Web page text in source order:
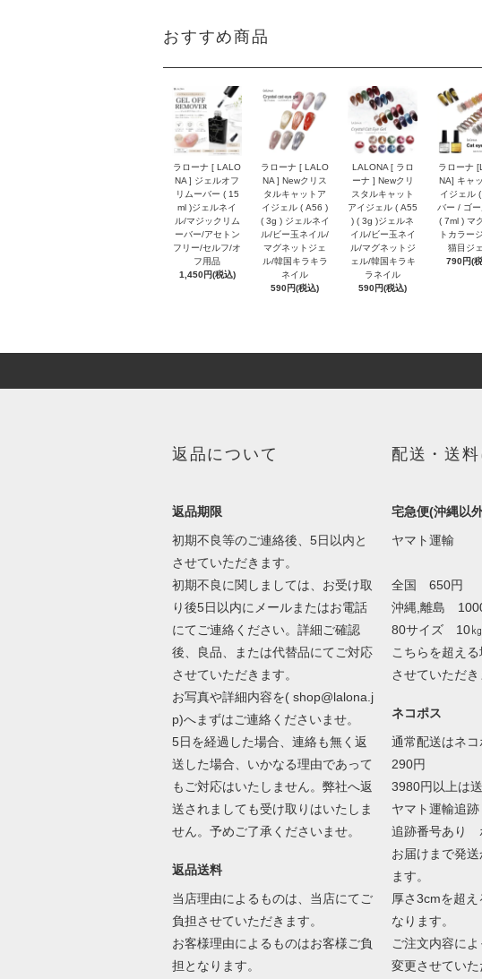
おすすめ商品
ラローナ [ LALO
NA ] ジェルオフ
リムーバー ( 15
ml )ジェルネイ
ル/マジックリム
ーバー/アセトン
フリー/セルフ/オ
フ用品
1,450円(税込)
ラローナ [ LALO
NA ] Newクリス
タルキャットア
イジェル ( A56 )
( 3g ) ジェルネイ
ル/ビー玉ネイル/
マグネットジェ
ル/韓国キラキラ
ネイル
590円(税込)
LALONA [ ラロ
ーナ ] Newクリ
スタルキャット
アイジェル ( A55
) ( 3g )ジェルネ
イル/ビー玉ネイ
ル/マグネットジ
ェル/韓国キラキ
ラネイル
590円(税込)
ラローナ
NA] キャ
イジェル
バー / ゴ
( 7ml ) マ
トカラー
猫目ジ
790円(
返品について
返品期限
初期不良等のご連絡後、5日以内と
させていただきます。
初期不良に関しましては、お受け取
り後5日以内にメールまたはお電話
にてご連絡ください。詳細ご確認
後、良品、または代替品にてご対応
させていただきます。
お写真や詳細内容を( shop@lalona.j
p)へまずはご連絡くださいませ。
5日を経過した場合、連絡も無く返
送した場合、いかなる理由であって
もご対応はいたしません。弊社へ返
送されましても受け取りはいたしま
せん。予めご了承くださいませ。
返品送料
当店理由によるものは、当店にてご
負担させていただきます。
お客様理由によるものはお客様ご負
担となります。
配送・送
宅急便(沖縄以
ヤマト運輸
全国 650円
沖縄,離島
80サイズ 10
こちらを超え
させていただき
ネコポス
通常配送はネコ
290円
3980円以上は
ヤマト運輸追
追跡番号あり
お届けまで発
ます。
厚さ3cmを超
なります。
ご注文内容に
変更させていた